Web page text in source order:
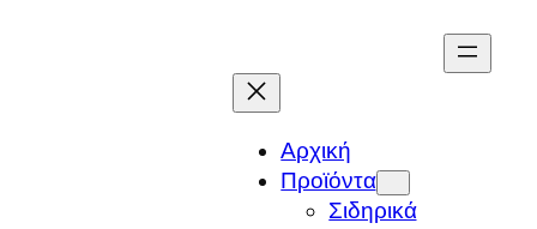
Αρχική
Προϊόντα
Σιδηρικά